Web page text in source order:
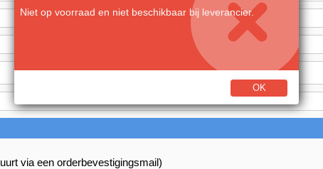
Niet op voorraad en niet beschikbaar bij leverancier.
OK
via een orderbevestigingsmail)